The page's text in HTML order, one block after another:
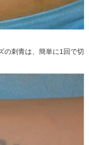
の刺青は、簡単に1回で切